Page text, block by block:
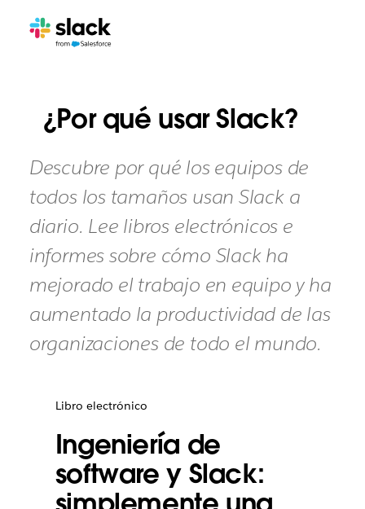
¿Por qué usar Slack?
Descubre por qué los equipos de
todos los tamaños usan Slack a
diario. Lee libros electrónicos e
informes sobre cómo Slack ha
mejorado el trabajo en equipo y ha
aumentado la productividad de las
organizaciones de todo el mundo.
Libro electrónico
Ingeniería de
software y Slack: